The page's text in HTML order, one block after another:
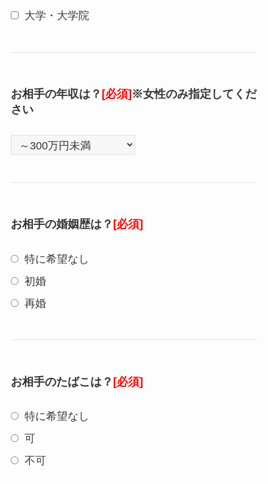
大学・大学院
お相手の年収は？ [必須] ※女性のみ指定してくだ
さい
お相手の婚姻歴は？ [必須]
特に希望なし
初婚
再婚
お相手のたばこは？ [必須]
特に希望なし
可
不可